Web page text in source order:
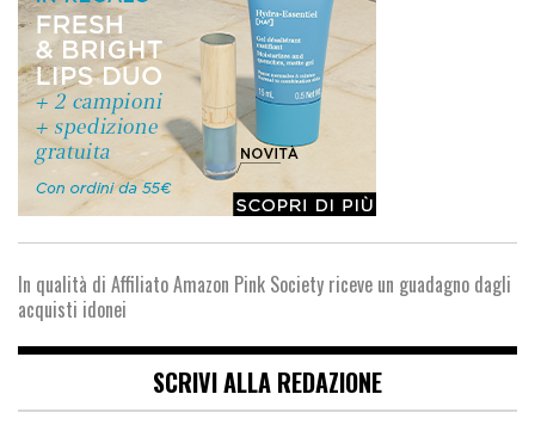
In qualità di Affiliato Amazon Pink Society riceve un guadagno dagli
acquisti idonei
SCRIVI ALLA REDAZIONE